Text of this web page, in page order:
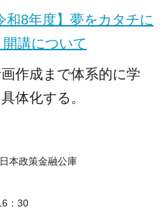
和8年度】夢をカタチに
開講について
作成まで体系的に学
体化する。
本政策金融公庫
：30